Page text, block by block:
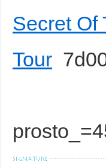
Secret Of
Tour